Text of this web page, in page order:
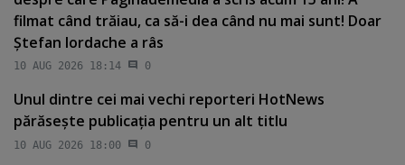
filmat când trăiau, ca să-i dea când nu mai sunt! Doar
Ştefan Iordache a râs
10 AUG 2026 18:14 0
Unul dintre cei mai vechi reporteri HotNews
părăseşte publicaţia pentru un alt titlu
10 AUG 2026 18:00 0